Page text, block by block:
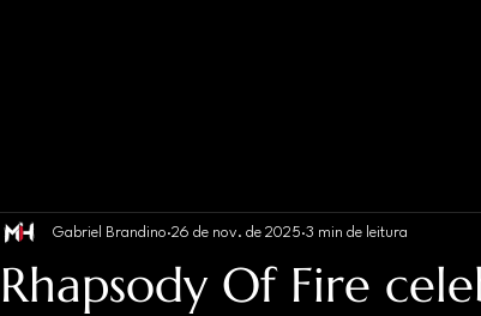
Rhapsody Of Fire
Gabriel Brandino 26 de nov. de 2025 3 min de leitura